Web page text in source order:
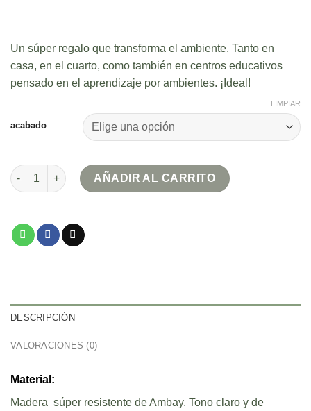
Un súper regalo que transforma el ambiente. Tanto en
casa, en el cuarto, como también en centros educativos
pensado en el aprendizaje por ambientes. ¡Ideal!
acabado
LIMPIAR
Estante de juego Waldorf cantidad
AÑADIR AL CARRITO
DESCRIPCIÓN
VALORACIONES (0)
Material:
Madera súper resistente de Ambay. Tono claro y de